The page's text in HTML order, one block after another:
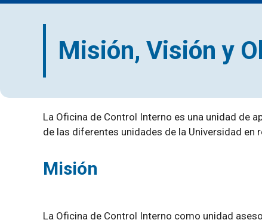
Misión, Visión y
La Oficina de Control Interno es una unidad de
de las diferentes unidades de la Universidad
Misión
La Oficina de Control Interno como unidad